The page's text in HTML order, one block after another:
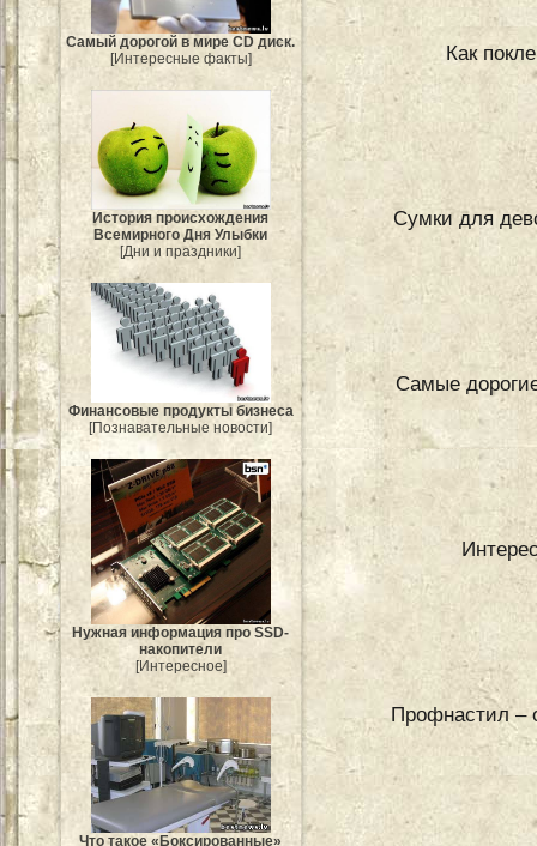
Самый дорогой в мире CD диск.
[Интересные факты]
История происхождения
Всемирного Дня Улыбки
[Дни и праздники]
Финансовые продукты бизнеса
[Познавательные новости]
Нужная информация про SSD-
накопители
[Интересное]
Что такое «Боксированные»
Как
Сумки для
Самые
Профнастил –